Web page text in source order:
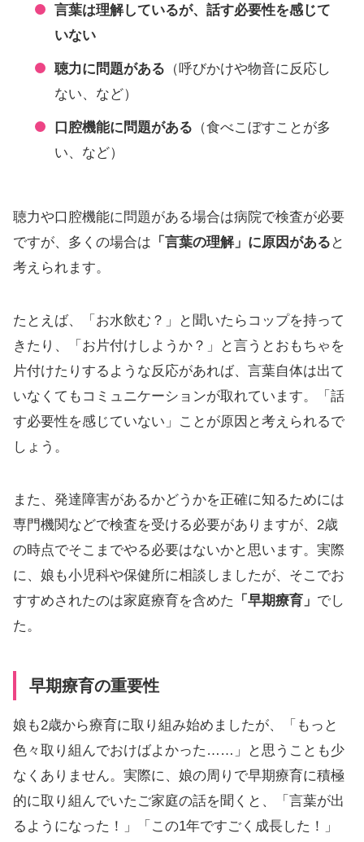
言葉は理解しているが、話す必要性を感じて
いない
聴力に問題がある （呼びかけや物音に反応し
ない、など）
口腔機能に問題がある （食べこぼすことが多
い、など）
聴力や口腔機能に問題がある場合は病院で検査が必要
ですが、多くの場合は 「言葉の理解」に原因がある と
考えられます。
たとえば、「お水飲む？」と聞いたらコップを持って
きたり、「お片付けしようか？」と言うとおもちゃを
片付けたりするような反応があれば、言葉自体は出て
いなくてもコミュニケーションが取れています。「話
す必要性を感じていない」ことが原因と考えられるで
しょう。
また、発達障害があるかどうかを正確に知るためには
専門機関などで検査を受ける必要がありますが、2歳
の時点でそこまでやる必要はないかと思います。実際
に、娘も小児科や保健所に相談しましたが、そこでお
すすめされたのは家庭療育を含めた
「早期療育」 でし
た。
早期療育の重要性
娘も2歳から療育に取り組み始めましたが、「もっと
色々取り組んでおけばよかった……」と思うことも少
なくありません。実際に、娘の周りで早期療育に積極
的に取り組んでいたご家庭の話を聞くと、「言葉が出
るようになった！」「この1年ですごく成長した！」